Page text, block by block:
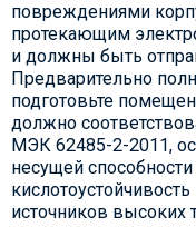
повреждениями
протекающим
и должны быть
Предварительно
подготовьте
должно
МЭК 62485-2-2011,
несущей
источников высоких